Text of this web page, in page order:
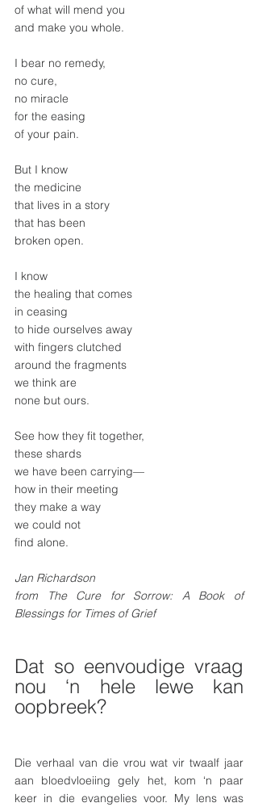
of what will mend you
and make you whole.
I bear no remedy,
no cure,
no miracle
for the easing
of your pain.
But I know
the medicine
that lives in a story
that has been
broken open.
I know
the healing that comes
in ceasing
to hide ourselves away
with fingers clutched
around the fragments
we think are
none but ours.
See how they fit together,
these shards
we have been carrying—
how in their meeting
they make a way
we could not
find alone.
Jan Richardson
from The Cure for Sorrow: A Book of
Blessings for Times of Grief
Dat so eenvoudige vraag
nou ‘n hele lewe kan
oopbreek?
Die verhaal van die vrou wat vir twaalf jaar
aan bloedvloeiing gely het, kom ‘n paar
keer in die evangelies voor. My lens was